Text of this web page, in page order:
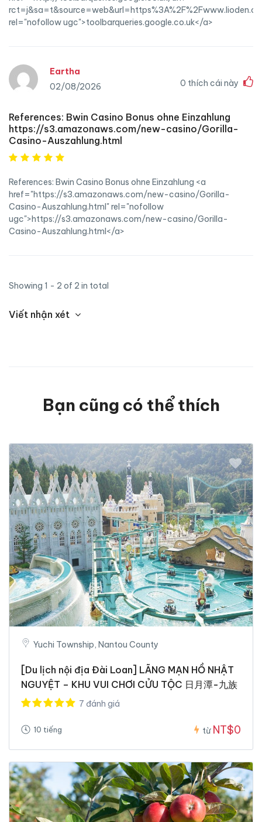
rel="nofollow ugc">toolbarqueries.google.co.uk</a>
Eartha
02/08/2026
0 thích cái này
References: Bwin Casino Bonus ohne Einzahlung
https://s3.amazonaws.com/new-casino/Gorilla-
Casino-Auszahlung.html
References: Bwin Casino Bonus ohne Einzahlung <a
href="https://s3.amazonaws.com/new-casino/Gorilla-
Casino-Auszahlung.html" rel="nofollow
ugc">https://s3.amazonaws.com/new-casino/Gorilla-
Casino-Auszahlung.html</a>
Showing 1 - 2 of 2 in total
Viết nhận xét
Bạn cũng có thể thích
Yuchi Township, Nantou County
[Du lịch nội địa Đài Loan] LÃNG MẠN HỒ NHẬT
NGUYỆT – KHU VUI CHƠI CỬU TỘC 日月潭-九族
7 đánh giá
10 tiếng từNT$0